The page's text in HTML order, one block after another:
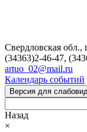
Свердловская обл.,
(34363)2-46-47,
artuo_02@mail.ru
Календарь событий
Версия для
Назад
×